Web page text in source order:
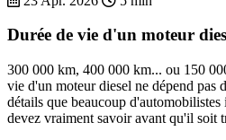
Durée de vie d'un moteur
300 000 km, 400 000 km... ou 150
vie d'un moteur diesel ne dépend pas
détails que beaucoup
devez vraiment savoir avant qu'il soit